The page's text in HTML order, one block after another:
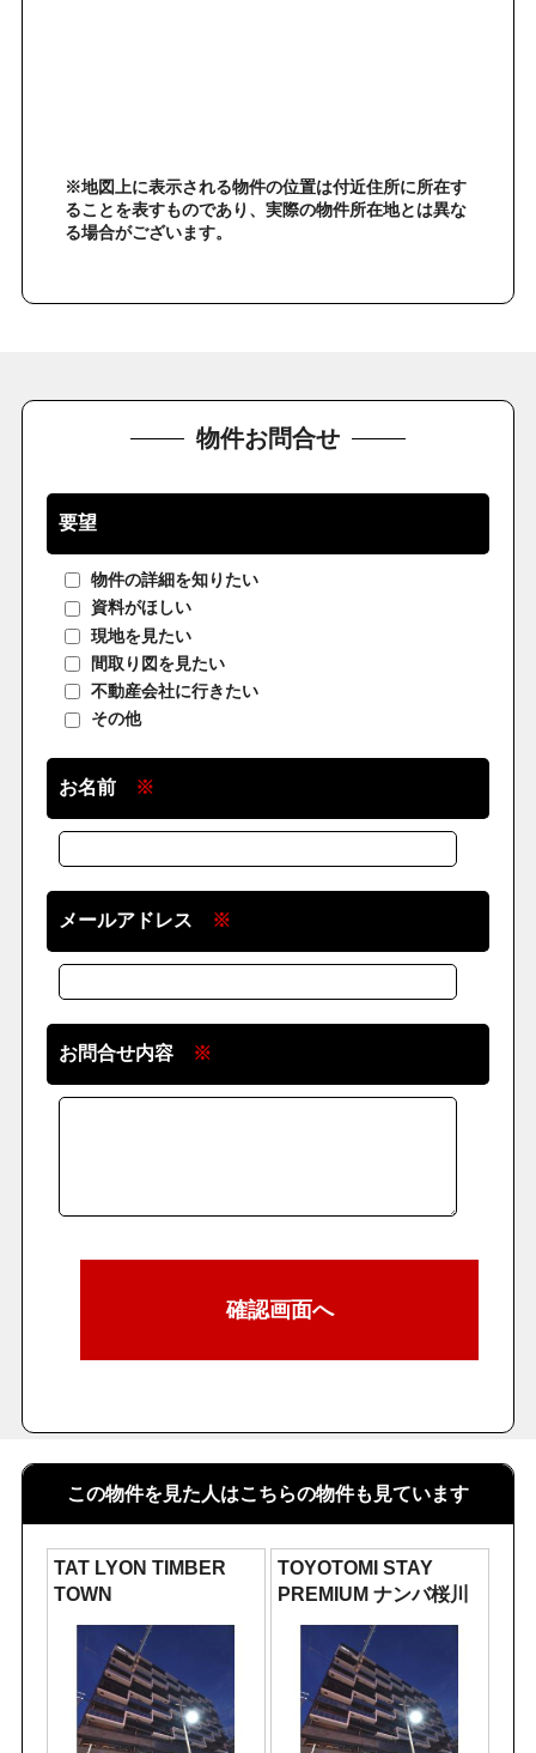
※地図上に表示される物件の位置は付近住所に所在す
ることを表すものであり、実際の物件所在地とは異な
る場合がございます。
物件お問合せ
要望
物件の詳細を知りたい
資料がほしい
現地を見たい
間取り図を見たい
不動産会社に行きたい
その他
お名前 ※
メールアドレス ※
お問合せ内容 ※
この物件を見た人はこちらの物件も見ています
TAT LYON TIMBER
TOWN
TOYOTOMI STAY
PREMIUM ナンバ桜川